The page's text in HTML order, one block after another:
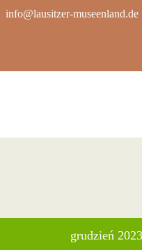
info@lausitzer-museenland.de
grudzień 2023